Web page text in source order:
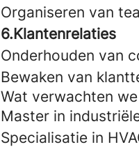
Organiseren van
6.Klantenrelaties
Onderhouden van
Bewaken van
Wat verwachten
Master in
Specialisatie in